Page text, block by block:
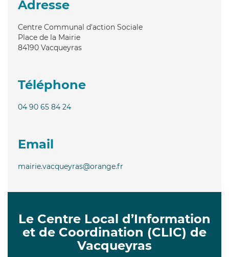
Adresse
Centre Communal d'action Sociale
Place de la Mairie
84190 Vacqueyras
Téléphone
04 90 65 84 24
Email
mairie.vacqueyras@orange.fr
Le Centre Local d’Information
et de Coordination (CLIC) de
Vacqueyras